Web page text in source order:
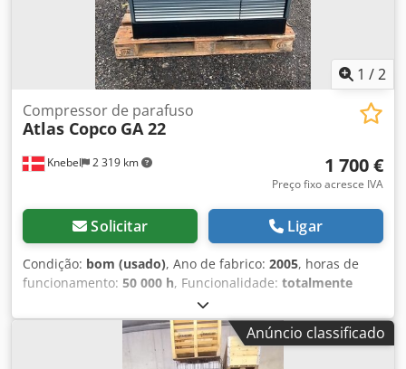
1 /2
Knebel 2 319 km
Compressor de parafuso
Atlas Copco GA 22
1 700 €
Preço fixo acresce IVA
Solicitar Ligar
Condição: bom (usado), Ano de fabrico: 2005, horas de
funcionamento: 50 000 h, Funcionalidade: totalmente
, Equipamento:
refrigeração, Compressor de parafuso de 22 kW com
secador frigorífico incorporado, está desmontado mas em
bom estado. Crjdpfxjzb Drxj Alnef
Anúncio classificado